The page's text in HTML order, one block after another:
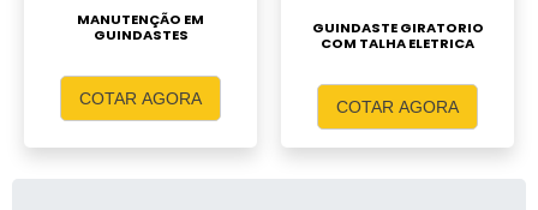
MANUTENÇÃO EM
GUINDASTES
COTAR AGORA
GUINDASTE GIRATORIO
COM TALHA ELETRICA
COTAR AGORA